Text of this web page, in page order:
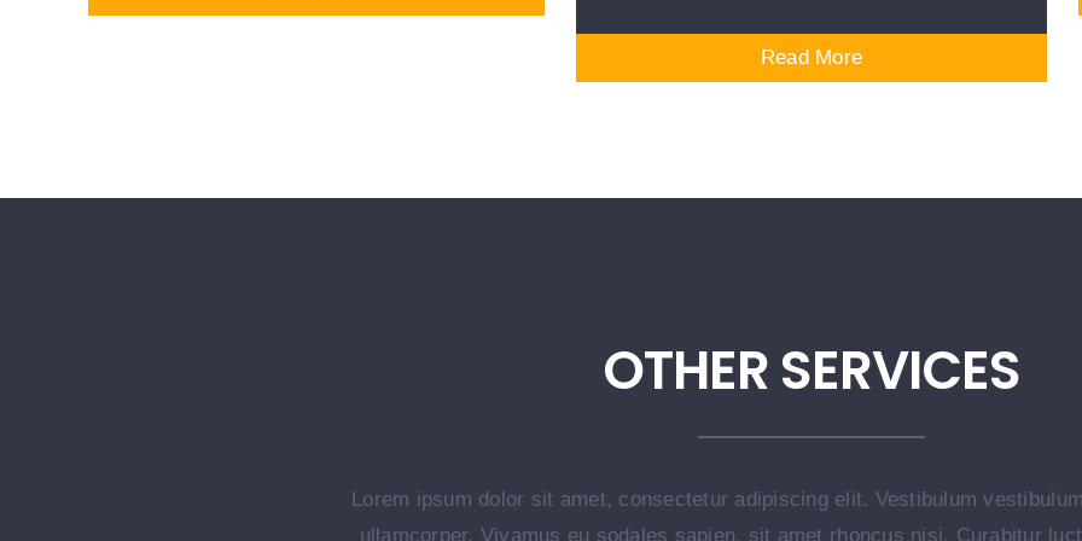
Read More
OTHER SERVICES
Lorem ipsum dolor sit amet, consectetur adipiscing elit. Vestibulum
ullamcorper. Vivamus eu sodales sapien, sit amet rhoncus nisi. Curabitur